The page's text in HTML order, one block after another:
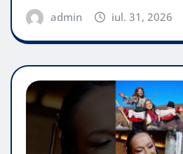
admin iul. 31, 2026